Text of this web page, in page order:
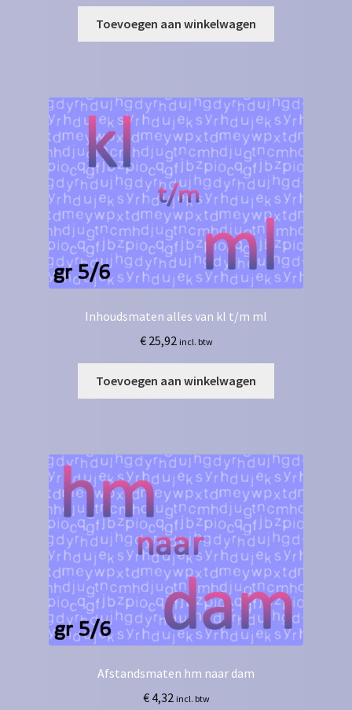
Toevoegen aan winkelwagen
Inhoudsmaten alles van kl t/m ml
€25,92 incl. btw
Toevoegen aan winkelwagen
Afstandsmaten hm naar dam
€4,32 incl. btw